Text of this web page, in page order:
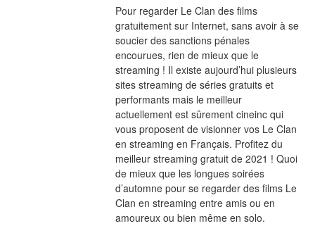
Pour regarder Le Clan des films
gratuitement sur Internet, sans avoir à se
soucier des sanctions pénales
encourues, rien de mieux que le
streaming ! Il existe aujourd’hui plusieurs
sites streaming de séries gratuits et
performants mais le meilleur
actuellement est sûrement cineinc qui
vous proposent de visionner vos Le Clan
en streaming en Français. Profitez du
meilleur streaming gratuit de 2021 ! Quoi
de mieux que les longues soirées
d’automne pour se regarder des films Le
Clan en streaming entre amis ou en
amoureux ou bien même en solo.